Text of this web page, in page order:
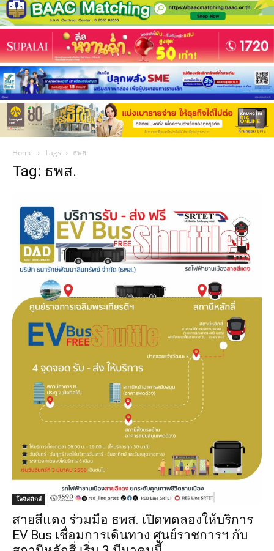
Home Tags ธพส.
Tag: ธพส.
โลจิสติกส์
สายสีแดง ร่วมมือ ธพส. เปิดทดลองให้บริการ
EV Bus เชื่อมการเดินทาง ศูนย์ราชการฯ กับ